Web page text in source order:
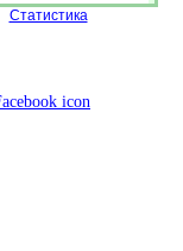
Статистика